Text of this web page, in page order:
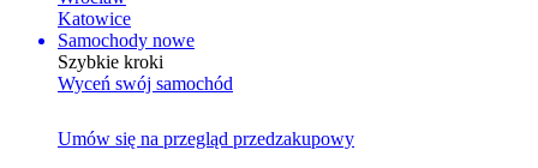
Katowice
Samochody nowe
Szybkie kroki
Wyceń swój samochód
Umów się na przegląd przedzakupowy